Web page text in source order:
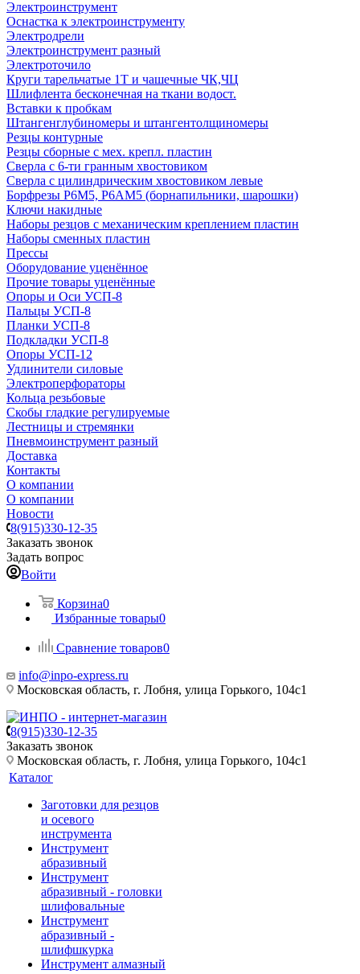
Электроинструмент
Оснастка к электроинструменту
Электродрели
Электроинструмент разный
Электроточило
Круги тарельчатые 1Т и чашечные ЧК,ЧЦ
Шлифлента бесконечная на ткани водост.
Вставки к пробкам
Штангенглубиномеры и штангентолщиномеры
Резцы контурные
Резцы сборные с мех. крепл. пластин
Сверла с 6-ти гранным хвостовиком
Сверла с цилиндрическим хвостовиком левые
Борфрезы Р6М5, Р6АМ5 (борнапильники, шарошки)
Ключи накидные
Наборы резцов с механическим креплением пластин
Наборы сменных пластин
Прессы
Оборудование уценённое
Прочие товары уценённые
Опоры и Оси УСП-8
Пальцы УСП-8
Планки УСП-8
Подкладки УСП-8
Опоры УСП-12
Удлинители силовые
Электроперфораторы
Кольца резьбовые
Скобы гладкие регулируемые
Лестницы и стремянки
Пневмоинструмент разный
Доставка
Контакты
О компании
О компании
Новости
8(915)330-12-35
Заказать звонок
Задать вопрос
Войти
Корзина0
Избранные товары0
Сравнение товаров0
info@inpo-express.ru
Московская область, г. Лобня, улица Горького, 104с1
8(915)330-12-35
Заказать звонок
Московская область, г. Лобня, улица Горького, 104с1
Каталог
Заготовки для резцов
и осевого
инструмента
Инструмент
абразивный
Инструмент
абразивный - головки
шлифовальные
Инструмент
абразивный -
шлифшкурка
Инструмент алмазный